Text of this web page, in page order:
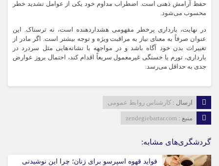
حفظ آرامش ذهنی است. اضطراب مداوم خود یکی از عوامل تشدید خطر
محسوب می‌شود.
در نهایت، بارداری پرخطر مفهومی هشداردهنده است، نه ترسناک. این
عنوان صرفاً به معنای نیاز به مراقبت ویژه و توجه بیشتر است. اگر مادر از
تغییرات بدن خود آگاه باشد و در مواجهه با نشانه‌هایی مثل سردرد در
بارداری، تورم یا خستگی غیرمعمول سریعاً اقدام کند، احتمال بروز عوارض
جدی به حداقل می‌رسد.
ارسال : کارشناس روابط عمومی
منبع : zendegiebartar.com
گردشگری‌های مشابه:
فواید قهوه اسپرسو برای زنان؛ چرا این نوشیدنی